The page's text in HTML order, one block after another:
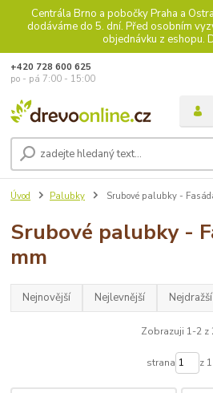
Centrála Brno a pobočky Praha a
dodáváme do 5. dní. Před osobním
objednávku z eshopu.
+420 728 600 625
po - pá 7:00 - 15:00
Úvod Palubky Srubové palubky -
Srubové palubky -
mm
Nejnovější Nejlevnější Nejdražší
Zobrazuji 1-2 z
strana z 1